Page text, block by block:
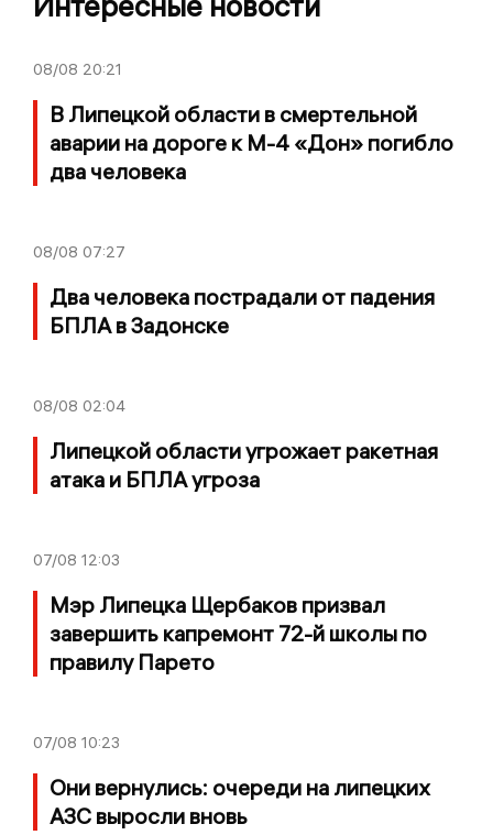
08/08 20:21
В Липецкой области в смертельной
аварии на дороге к М-4 «Дон» погибло
два человека
08/08 07:27
Два человека пострадали от падения
БПЛА в Задонске
08/08 02:04
Липецкой области угрожает ракетная
атака и БПЛА угроза
07/08 12:03
Мэр Липецка Щербаков призвал
завершить капремонт 72-й школы по
правилу Парето
07/08 10:23
Они вернулись: очереди на липецких
АЗС выросли вновь